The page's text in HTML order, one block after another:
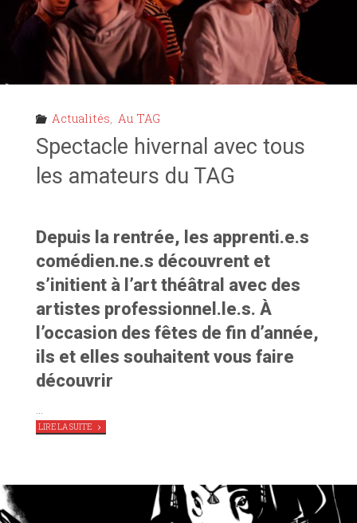
Actualités, Au TAG
Spectacle hivernal avec tous
les amateurs du TAG
Depuis la rentrée, les apprenti.e.s
comédien.ne.s découvrent et
s’initient à l’art théâtral avec des
artistes professionnel.le.s. À
l’occasion des fêtes de fin d’année,
ils et elles souhaitent vous faire
découvrir
…
LIRE LA SUITE"SPECTACLE
HIVERNAL
DU